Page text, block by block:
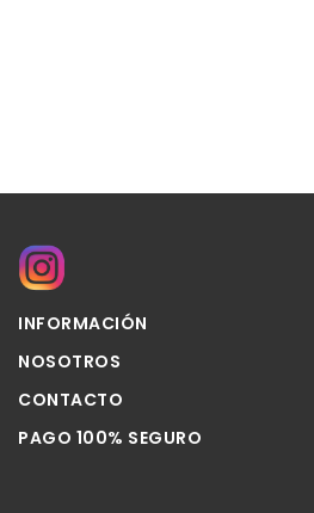
INFORMACIÓN
NOSOTROS
CONTACTO
PAGO 100% SEGURO